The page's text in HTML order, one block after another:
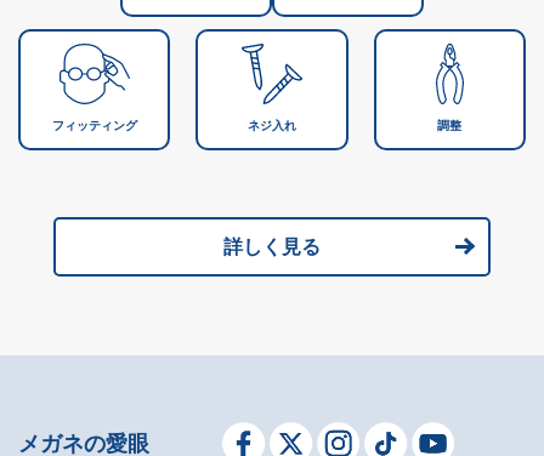
フィッティング ネジ入れ 調整
詳しく見る
メガネの愛眼